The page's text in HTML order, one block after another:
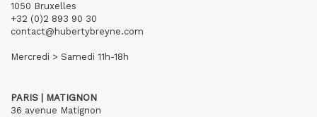
1050 Bruxelles
+32 (0)2 893 90 30
contact@hubertybreyne.com
Mercredi > Samedi 11h-18h
PARIS | MATIGNON
36 avenue Matignon